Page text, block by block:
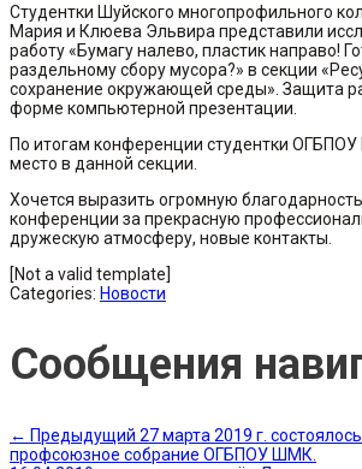
Студентки Шуйского многопрофильного
Мария и Клюева Эльвира представили
работу «Бумагу налево, пластик направо!
раздельному сбору мусора?» в секции
сохранение окружающей среды». Защита
форме компьютерной презентации.
По итогам конференции студентки
место в данной секции.
Хочется выразить огромную
конференции за прекрасную
дружескую атмосферу, новые контакты.
[Not a valid template]
Categories: Новости
Сообщения
← Предыдущий 27 марта 2019 г.
профсоюзное собрание ОГБПОУ ШМК.